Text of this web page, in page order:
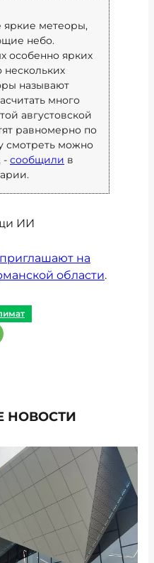
метеоры,
небо.
особенно ярких
нескольких
называют
много
августовской
равномерно по
смотреть можно
- сообщили в
ИИ
на
области.
НОВОСТИ